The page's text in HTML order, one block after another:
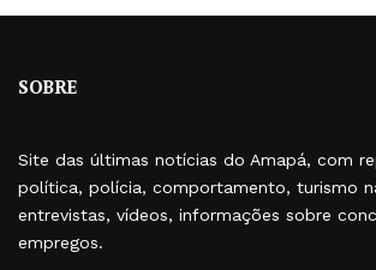
SOBRE
Site das últimas notícias do Amapá, com
política, polícia, comportamento, turismo
entrevistas, vídeos, informações sobre
empregos.